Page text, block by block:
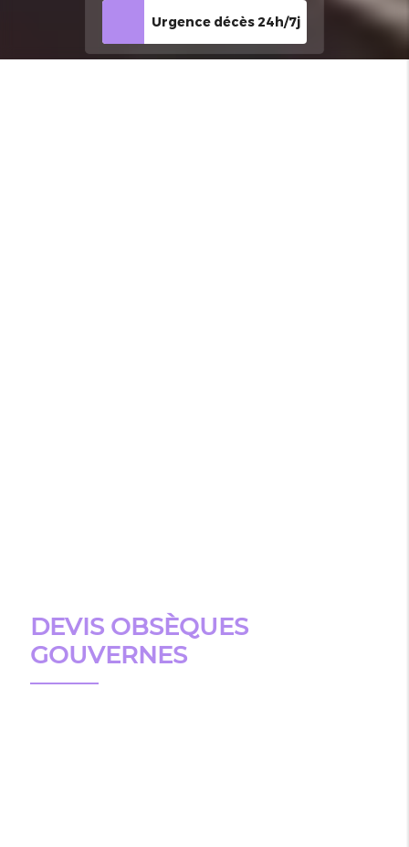
Urgence décès 24h/7j
DEVIS OBSÈQUES
GOUVERNES